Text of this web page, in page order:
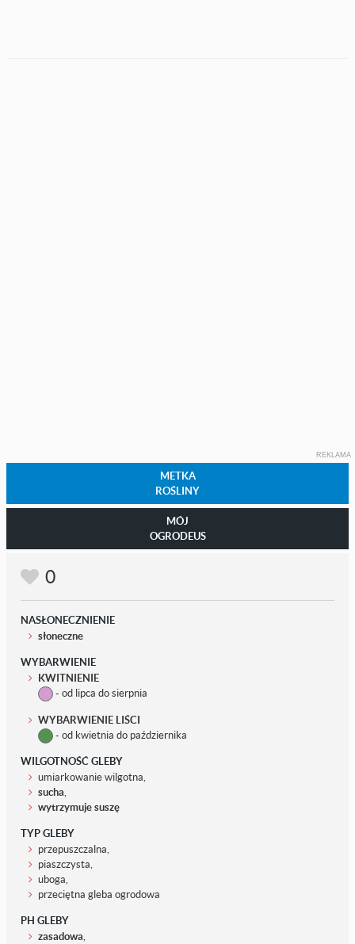
REKLAMA
METKA
ROŚLINY
MÓJ
OGRODEUS
0
NASŁONECZNIENIE
słoneczne
WYBARWIENIE
KWITNIENIE
- od lipca do sierpnia
WYBARWIENIE LIŚCI
- od kwietnia do października
WILGOTNOŚĆ GLEBY
umiarkowanie wilgotna,
sucha,
wytrzymuje suszę
TYP GLEBY
przepuszczalna,
piaszczysta,
uboga,
przeciętna gleba ogrodowa
PH GLEBY
zasadowa,